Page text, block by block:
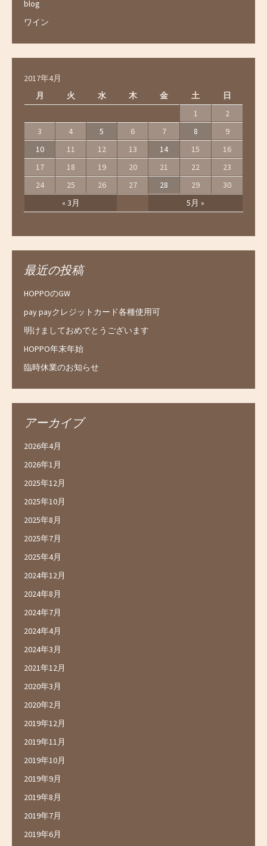
blog
ワイン
2017年4月
月
火 水 木 金 土 日
« 3月 5月 »
1
2
3
4 5 6 7 8
9
10
11 12 13 14 15
16
17
18 19 20 21 22
23
24
25 26 27 28 29 30
最近の投稿
HOPPOのGW
pay payクレジットカード各種使用可
明けましておめでとうございます
HOPPO年末年始
臨時休業のお知らせ
アーカイブ
2026年4月
2026年1月
2025年12月
2025年10月
2025年8月
2025年7月
2025年4月
2024年12月
2024年8月
2024年7月
2024年4月
2024年3月
2021年12月
2020年3月
2020年2月
2019年12月
2019年11月
2019年10月
2019年9月
2019年8月
2019年7月
2019年6月